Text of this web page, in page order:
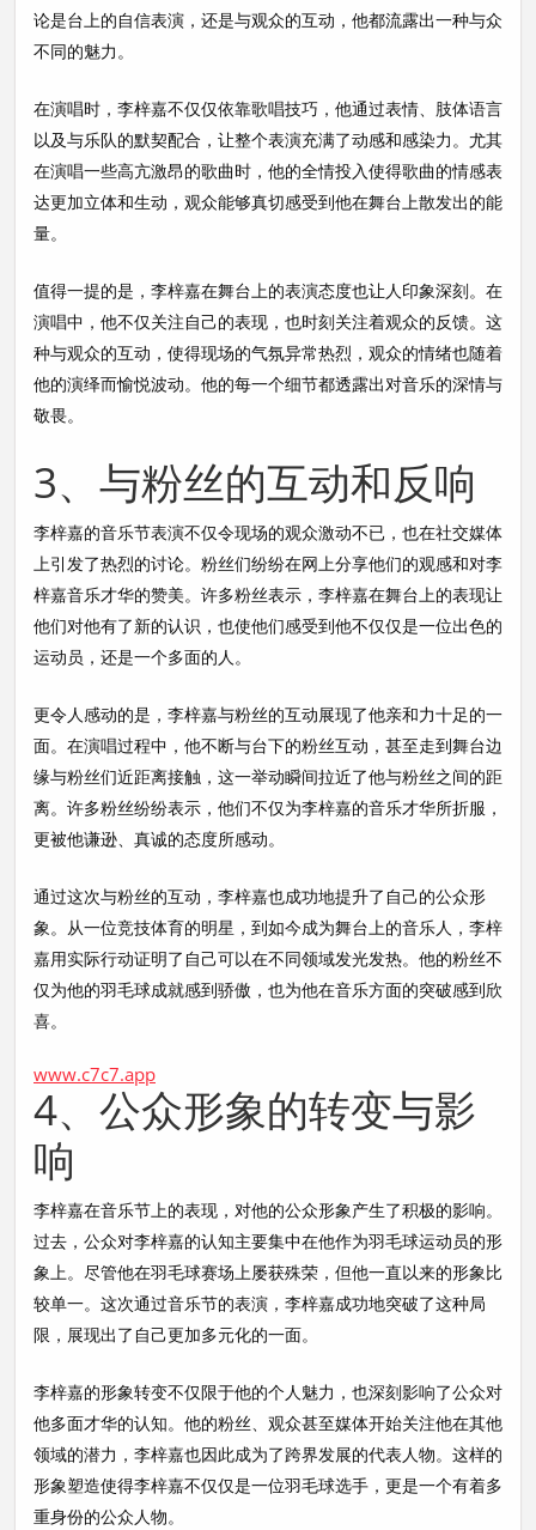
论是台上的自信表演，还是与观众的互动，他都流露出一种与众
不同的魅力。
在演唱时，李梓嘉不仅仅依靠歌唱技巧，他通过表情、肢体语言
以及与乐队的默契配合，让整个表演充满了动感和感染力。尤其
在演唱一些高亢激昂的歌曲时，他的全情投入使得歌曲的情感表
达更加立体和生动，观众能够真切感受到他在舞台上散发出的能
量。
值得一提的是，李梓嘉在舞台上的表演态度也让人印象深刻。在
演唱中，他不仅关注自己的表现，也时刻关注着观众的反馈。这
种与观众的互动，使得现场的气氛异常热烈，观众的情绪也随着
他的演绎而愉悦波动。他的每一个细节都透露出对音乐的深情与
敬畏。
3、与粉丝的互动和反响
李梓嘉的音乐节表演不仅令现场的观众激动不已，也在社交媒体
上引发了热烈的讨论。粉丝们纷纷在网上分享他们的观感和对李
梓嘉音乐才华的赞美。许多粉丝表示，李梓嘉在舞台上的表现让
他们对他有了新的认识，也使他们感受到他不仅仅是一位出色的
运动员，还是一个多面的人。
更令人感动的是，李梓嘉与粉丝的互动展现了他亲和力十足的一
面。在演唱过程中，他不断与台下的粉丝互动，甚至走到舞台边
缘与粉丝们近距离接触，这一举动瞬间拉近了他与粉丝之间的距
离。许多粉丝纷纷表示，他们不仅为李梓嘉的音乐才华所折服，
更被他谦逊、真诚的态度所感动。
通过这次与粉丝的互动，李梓嘉也成功地提升了自己的公众形
象。从一位竞技体育的明星，到如今成为舞台上的音乐人，李梓
嘉用实际行动证明了自己可以在不同领域发光发热。他的粉丝不
仅为他的羽毛球成就感到骄傲，也为他在音乐方面的突破感到欣
喜。
www.c7c7.app
4、公众形象的转变与影
响
李梓嘉在音乐节上的表现，对他的公众形象产生了积极的影响。
过去，公众对李梓嘉的认知主要集中在他作为羽毛球运动员的形
象上。尽管他在羽毛球赛场上屡获殊荣，但他一直以来的形象比
较单一。这次通过音乐节的表演，李梓嘉成功地突破了这种局
限，展现出了自己更加多元化的一面。
李梓嘉的形象转变不仅限于他的个人魅力，也深刻影响了公众对
他多面才华的认知。他的粉丝、观众甚至媒体开始关注他在其他
领域的潜力，李梓嘉也因此成为了跨界发展的代表人物。这样的
形象塑造使得李梓嘉不仅仅是一位羽毛球选手，更是一个有着多
重身份的公众人物。